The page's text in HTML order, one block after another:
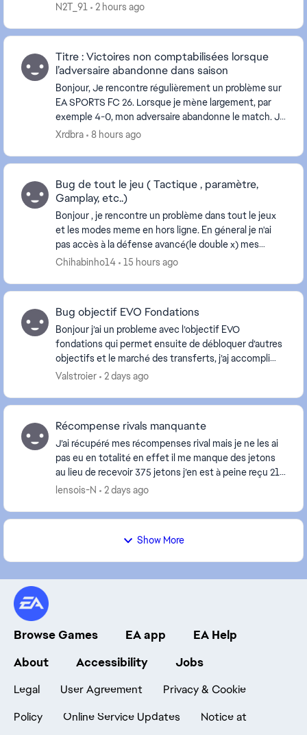
N2T_91
2 hours ago
Titre : Victoires non comptabilisées lorsque
l’adversaire abandonne dans saison
Bonjour, Je rencontre régulièrement un problème sur
EA SPORTS FC 26. Lorsque je mène largement, par
exemple 4-0, mon adversaire abandonne le match. Je
suis ensuite sorti du match, mais la vic...
Xrdbra 8 hours ago
Bug de tout le jeu ( Tactique , paramètre,
Gamplay, etc..)
Bonjour , je rencontre un problème dans tout le jeux
et les modes meme en hors ligne. En géneral je n'ai
pas accès à la défense avancé(le double x) mes
joueurs ne cours jamais vers le ballon( phase o...
Chihabinho14 15 hours ago
Bug objectif EVO Fondations
Bonjour j’ai un probleme avec l’objectif EVO
fondations qui permet ensuite de débloquer d’autres
objectifs et le marché des transferts, j’aj accompli
l’objectif mais il ne s’affichait pas comme accom...
Valstroier 2 days ago
Récompense rivals manquante
J’ai récupéré mes récompenses rival mais je ne les ai
pas eu en totalité en effet il me manque des jetons
au lieu de recevoir 375 jetons j’en est à peine reçu 21 !
lensois-N 2 days ago
Show More
Browse Games EA app
EA Help
About
Accessibility Jobs
Legal User Agreement
Privacy & Cookie
Policy
Online Service Updates Notice at